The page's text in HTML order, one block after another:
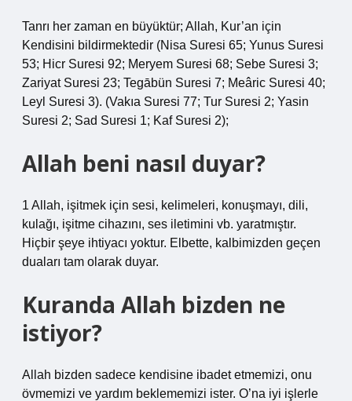
Tanrı her zaman en büyüktür; Allah, Kur’an için
Kendisini bildirmektedir (Nisa Suresi 65; Yunus Suresi
53; Hicr Suresi 92; Meryem Suresi 68; Sebe Suresi 3;
Zariyat Suresi 23; Tegābün Suresi 7; Meâric Suresi 40;
Leyl Suresi 3). (Vakıa Suresi 77; Tur Suresi 2; Yasin
Suresi 2; Sad Suresi 1; Kaf Suresi 2);
Allah beni nasıl duyar?
1 Allah, işitmek için sesi, kelimeleri, konuşmayı, dili,
kulağı, işitme cihazını, ses iletimini vb. yaratmıştır.
Hiçbir şeye ihtiyacı yoktur. Elbette, kalbimizden geçen
duaları tam olarak duyar.
Kuranda Allah bizden ne
istiyor?
Allah bizden sadece kendisine ibadet etmemizi, onu
övmemizi ve yardım beklememizi ister. O’na iyi işlerle